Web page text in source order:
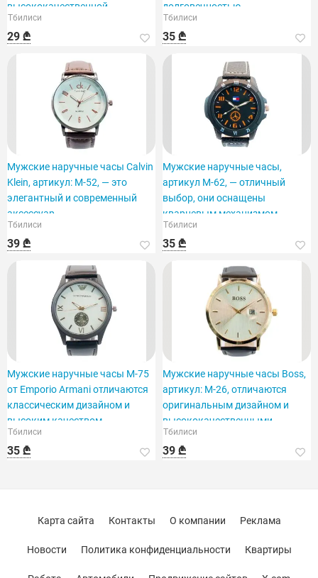
высококачественной
нержавеющей стали.
Тбилиси
29 ₾
долговечностью.
Тбилиси
35 ₾
Мужские наручные часы Calvin
Klein, артикул: M-52, — это
элегантный и современный
аксессуар.
Тбилиси
39 ₾
Мужские наручные часы,
артикул M-62, — отличный
выбор, они оснащены
кварцевым механизмом.
Тбилиси
35 ₾
Мужские наручные часы M-75
от Emporio Armani отличаются
классическим дизайном и
высоким качеством.
Тбилиси
35 ₾
Мужские наручные часы Boss,
артикул: M-26, отличаются
оригинальным дизайном и
высококачественными
материалами.
Тбилиси
39 ₾
Карта сайта Контакты О компании Реклама
Новости Политика конфиденциальности Квартиры